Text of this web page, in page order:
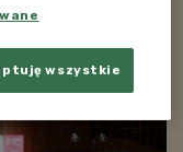
wszystkie